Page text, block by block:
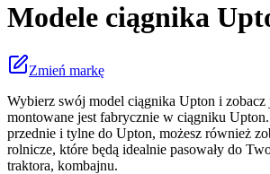
Modele ciągnika
Zmień markę
Wybierz swój model ciągnika Upton i zobacz
montowane jest fabrycznie w ciągniku
przednie i tylne do Upton, możesz również
rolnicze, które będą idealnie pasowały do
traktora, kombajnu.